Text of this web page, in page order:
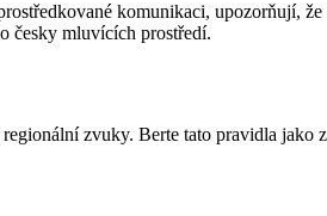
komunikaci, upozorňují,
česky mluvících prostředí.
zvuky. Berte tato pravidla